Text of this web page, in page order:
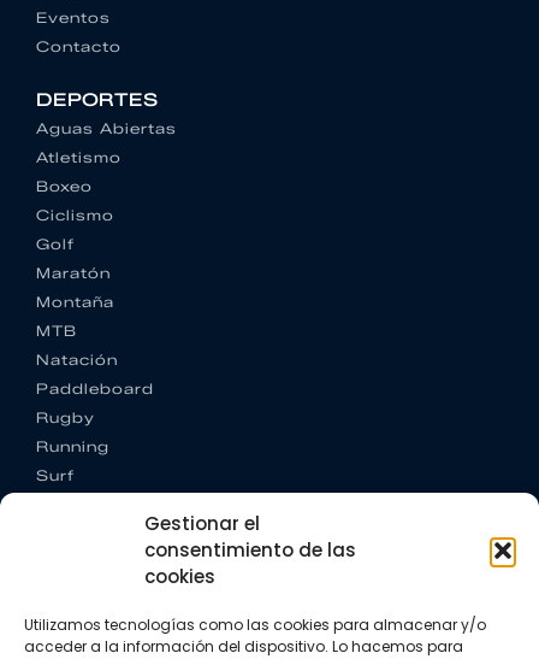
Gestionar el
consentimiento de las
cookies
Utilizamos tecnologías como las cookies para almacenar y/o
acceder a la información del dispositivo. Lo hacemos para
Eventos
Contacto
DEPORTES
Aguas Abiertas
Atletismo
Boxeo
Ciclismo
Golf
Maratón
Montaña
MTB
Natación
Paddleboard
Rugby
Running
Surf
CONTACTO
+34 662 342 177
info@vkssport.com